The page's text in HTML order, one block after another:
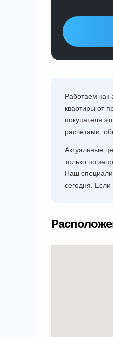
Работаем как
квартиры от
покупателя
расчётами,
Актуальные
только по
Наш
сегодня.